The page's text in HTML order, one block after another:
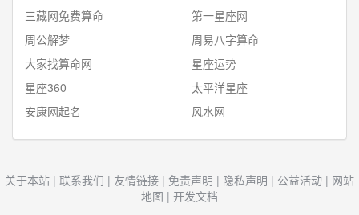
三藏网免费算命
第一星座网
周公解梦
周易八字算命
大家找算命网
星座运势
星座360
太平洋星座
安康网起名
风水网
关于本站 | 联系我们 | 友情链接 | 免责声明 | 隐私声明 | 公益活动 | 网站
地图 | 开发文档